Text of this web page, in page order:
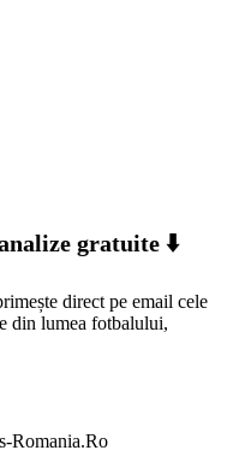
gratuite ⬇️
direct pe email cele
din lumea fotbalului,
Romania.Ro